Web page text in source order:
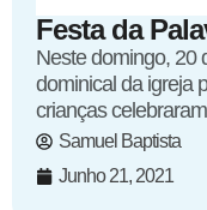
Festa da
Neste domingo, 20
dominical da igreja
crianças
Samuel Baptista
Junho 21, 2021